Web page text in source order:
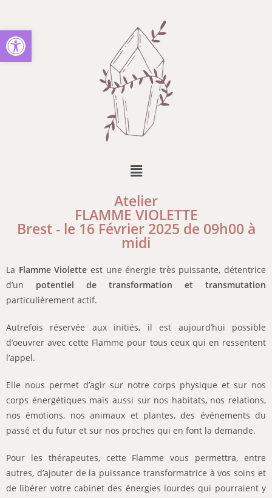
Ouvrir la barre d’outils
Atelier
FLAMME VIOLETTE
Brest - le 16 Février 2025 de 09h00 à
midi
La Flamme Violette est une énergie très puissante, détentrice
d’un potentiel de transformation et transmutation
particulièrement actif.
Autrefois réservée aux initiés, il est aujourd’hui possible
d’oeuvrer avec cette Flamme pour tous ceux qui en ressentent
l’appel.
Elle nous permet d’agir sur notre corps physique et sur nos
corps énergétiques mais aussi sur nos habitats, nos relations,
nos émotions, nos animaux et plantes, des événements du
passé et du futur et sur nos proches qui en font la demande.
Pour les thérapeutes, cette Flamme vous permettra, entre
autres, d’ajouter de la puissance transformatrice à vos soins et
de libérer votre cabinet des énergies lourdes qui pourraient y